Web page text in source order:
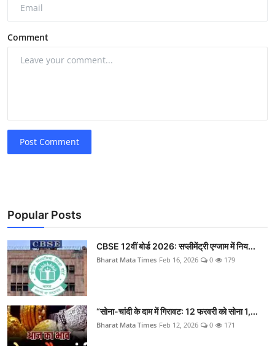
Comment
Post Comment
Popular Posts
CBSE 12वीं बोर्ड 2026: सप्लीमेंट्री एग्जाम में निय...
Bharat Mata Times Feb 16, 2026 0 179
“सोना-चांदी के दाम में गिरावट: 12 फरवरी को सोना 1,...
Bharat Mata Times Feb 12, 2026 0 171